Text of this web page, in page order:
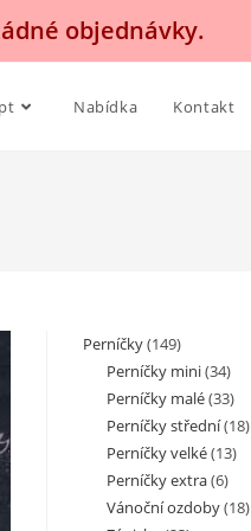
objednávky.
Nabídka Kontakt
Perníčky(149)
Perníčky mini(34)
Perníčky malé(33)
Perníčky střední(18)
Perníčky velké(13)
Perníčky extra(6)
Vánoční ozdoby(18)